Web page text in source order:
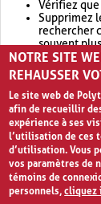
Vérifiez
Supprimez
rechercher
souvent
Envisagez
retournera
NOTRE SITE
REHAUSSER
Le site web de
afin de recueillir
expérience à ses
l’utilisation de ces
d’utilisation. Vous
vos paramètres de
témoins de
personnels,cliquez